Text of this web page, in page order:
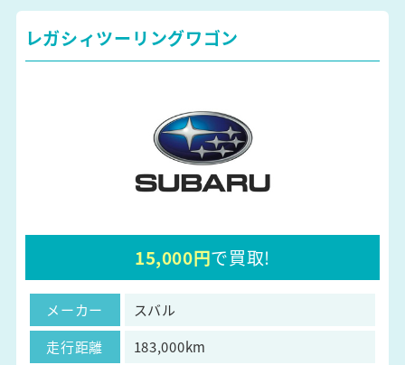
レガシィツーリングワゴン
15,000円で買取!
メーカー
スバル
走行距離
183,000km